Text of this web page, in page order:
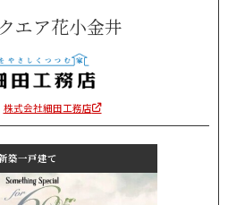
エア花小金井
株式会社細田工務店
築一戸建て